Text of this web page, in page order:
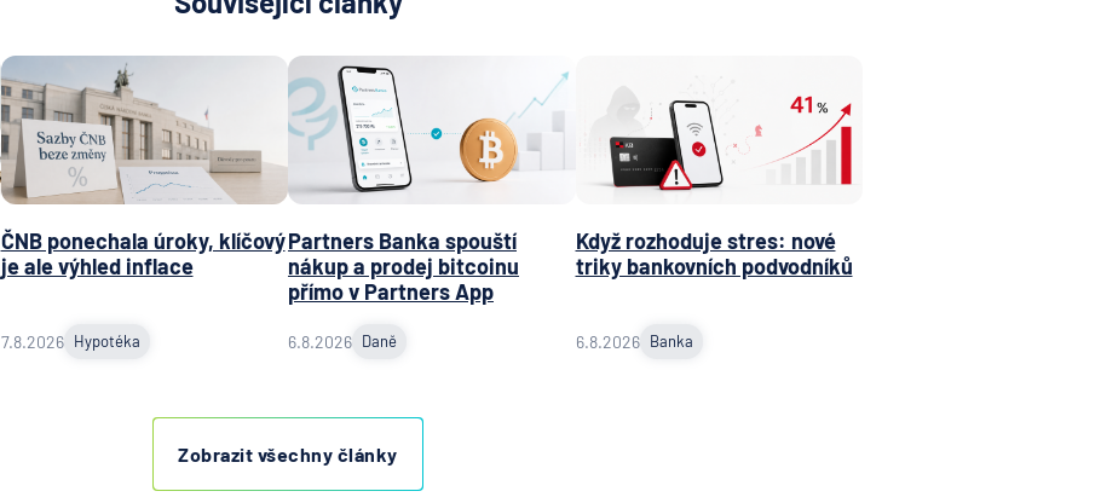
ČNB ponechala úroky, klíčový
je ale výhled inflace
7.8.2026 Hypotéka
Partners Banka spouští
nákup a prodej bitcoinu
přímo v Partners App
6.8.2026 Daně
Když rozhoduje stres: nové
triky bankovních podvodníků
6.8.2026 Banka
Zobrazit všechny články